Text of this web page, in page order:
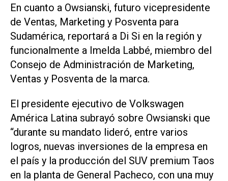
En cuanto a Owsianski, futuro vicepresidente
de Ventas, Marketing y Posventa para
Sudamérica, reportará a Di Si en la región y
funcionalmente a Imelda Labbé, miembro del
Consejo de Administración de Marketing,
Ventas y Posventa de la marca.
El presidente ejecutivo de Volkswagen
América Latina subrayó sobre Owsianski que
“durante su mandato lideró, entre varios
logros, nuevas inversiones de la empresa en
el país y la producción del SUV premium Taos
en la planta de General Pacheco, con una muy